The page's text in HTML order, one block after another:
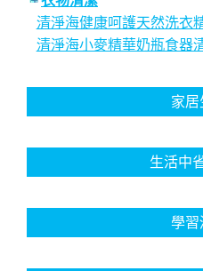
清淨海健康呵護天然洗衣
清淨海小麥精華奶瓶食器
家
生活中
學